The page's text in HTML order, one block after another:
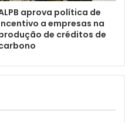
aprova política de
a empresas na
de créditos de